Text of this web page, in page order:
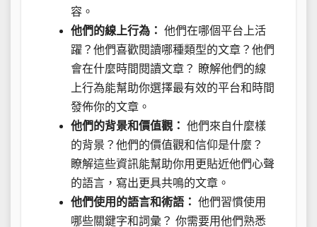
容。
他們的線上行為： 他們在哪個平台上活
躍？他們喜歡閱讀哪種類型的文章？他們
會在什麼時間閱讀文章？ 瞭解他們的線
上行為能幫助你選擇最有效的平台和時間
發佈你的文章。
他們的背景和價值觀： 他們來自什麼樣
的背景？他們的價值觀和信仰是什麼？
瞭解這些資訊能幫助你用更貼近他們心聲
的語言，寫出更具共鳴的文章。
他們使用的語言和術語： 他們習慣使用
哪些關鍵字和詞彙？ 你需要用他們熟悉